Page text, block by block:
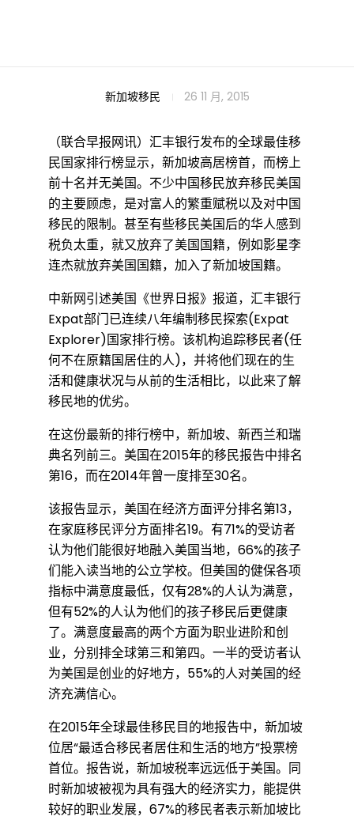
球
最
佳
移
民
国
家
排
行
新
加
坡
居
26 11 月, 2015
新加坡移民
（联合早报网讯）汇丰银行发布的全球最佳移
民国家排行榜显示，新加坡高居榜首，而榜上
前十名并无美国。不少中国移民放弃移民美国
的主要顾虑，是对富人的繁重赋税以及对中国
移民的限制。甚至有些移民美国后的华人感到
税负太重，就又放弃了美国国籍，例如影星李
连杰就放弃美国国籍，加入了新加坡国籍。
中新网引述美国《世界日报》报道，汇丰银行
Expat部门已连续八年编制移民探索(Expat
Explorer)国家排行榜。该机构追踪移民者(任
何不在原籍国居住的人)，并将他们现在的生
活和健康状况与从前的生活相比，以此来了解
移民地的优劣。
在这份最新的排行榜中，新加坡、新西兰和瑞
典名列前三。美国在2015年的移民报告中排名
第16，而在2014年曾一度排至30名。
该报告显示，美国在经济方面评分排名第13，
在家庭移民评分方面排名19。有71%的受访者
认为他们能很好地融入美国当地，66%的孩子
们能入读当地的公立学校。但美国的健保各项
指标中满意度最低，仅有28%的人认为满意，
但有52%的人认为他们的孩子移民后更健康
了。满意度最高的两个方面为职业进阶和创
业，分别排全球第三和第四。一半的受访者认
为美国是创业的好地方，55%的人对美国的经
济充满信心。
在2015年全球最佳移民目的地报告中，新加坡
位居“最适合移民者居住和生活的地方”投票榜
首位。报告说，新加坡税率远远低于美国。同
时新加坡被视为具有强大的经济实力，能提供
较好的职业发展，67%的移民者表示新加坡比